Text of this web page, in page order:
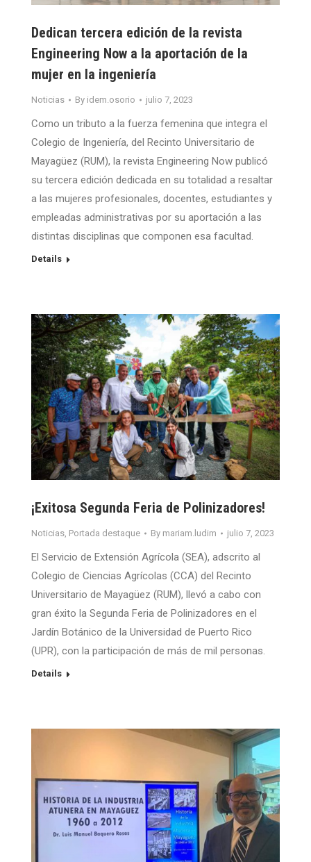
Dedican tercera edición de la revista
Engineering Now a la aportación de la
mujer en la ingeniería
Noticias By idem.osorio julio 7, 2023
Como un tributo a la fuerza femenina que integra el
Colegio de Ingeniería, del Recinto Universitario de
Mayagüez (RUM), la revista Engineering Now publicó
su tercera edición dedicada en su totalidad a resaltar
a las mujeres profesionales, docentes, estudiantes y
empleadas administrativas por su aportación a las
distintas disciplinas que componen esa facultad.
Details
¡Exitosa Segunda Feria de Polinizadores!
Noticias, Portada destaque By mariam.ludim julio 7, 2023
El Servicio de Extensión Agrícola (SEA), adscrito al
Colegio de Ciencias Agrícolas (CCA) del Recinto
Universitario de Mayagüez (RUM), llevó a cabo con
gran éxito la Segunda Feria de Polinizadores en el
Jardín Botánico de la Universidad de Puerto Rico
(UPR), con la participación de más de mil personas.
Details